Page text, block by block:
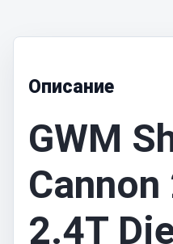
Описание
GWM
2.4T